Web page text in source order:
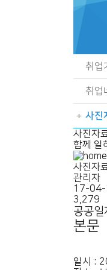
취업
취업
사진
사진자
함께 일
사진자
관리자
17-
3,279
공공
본문
일시 :